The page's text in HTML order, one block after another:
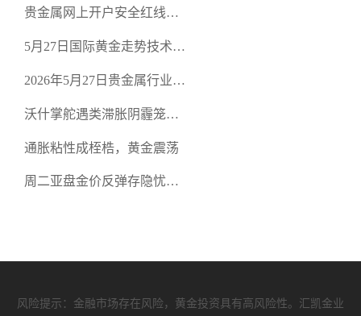
空头清算算法如何布防？
贵金属网上开户安全红线：
恶意洗盘陷阱
5月27日国际黄金走势技术盘
规黄金平台全方位行情解析
2026年5月27日贵金属行业新
正规贵金属开户平台迎开户
热潮
沃什掌舵遇类滞胀阴霾笼
通胀粘性成桎梏，黄金震荡
周二亚盘金价反弹存隐忧，
风险提示：金融市场存在风险，黄金投资具有高风险性。汇凯金业